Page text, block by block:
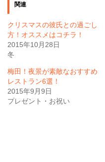
関連
クリスマスの彼氏との過ごし
方！オススメはコチラ！
2015年10月28日
冬
梅田！夜景が素敵なおすすめ
レストラン6選！
2015年9月9日
プレゼント・お祝い